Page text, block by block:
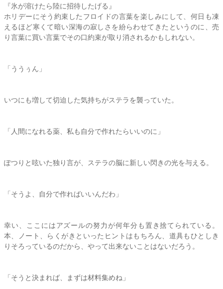
『氷が溶けたら陸に招待したげる』
ホリデーにそう約束したフロイドの言葉を楽しみにして、何日も凍
えるほど寒くて暗い深海の寂しさを紛らわせてきたというのに、売
り言葉に買い言葉でその口約束が取り消されるかもしれない。
「ううぅん」
いつにも増して切迫した気持ちがステラを襲っていた。
「人間になれる薬、私も自分で作れたらいいのに」
ぽつりと呟いた独り言が、 ステラの脳に新しい閃きの光を与える。
「そうよ、自分で作ればいいんだわ」
幸い、ここにはアズールの努力が何年分も置き捨てられている。
本、ノート、らくがきといったヒントはもちろん、道具もひとしき
りそろっているのだから、やって出来ないことはないだろう。
「そうと決まれば、まずは材料集めね」